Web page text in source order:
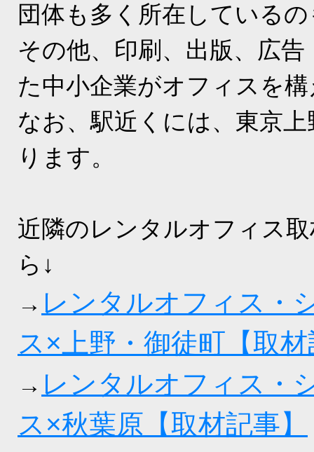
団体も多く所在している
その他、印刷、出版、広
た中小企業がオフィスを
なお、駅近くには、東京
ります。
近隣のレンタルオフィス
ら↓
→ レンタルオフィス・
ス×上野・御徒町【取
→ レンタルオフィス・
ス×秋葉原【取材記事】